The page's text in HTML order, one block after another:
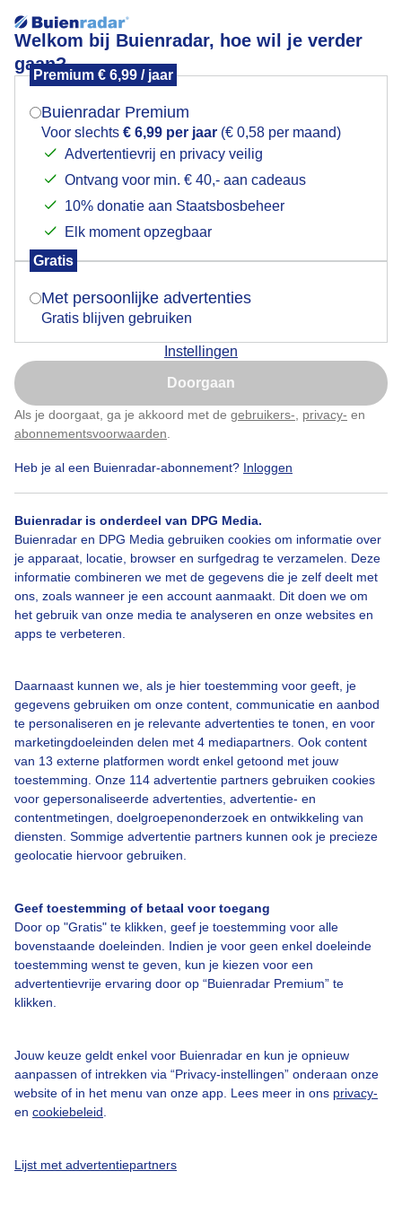
Welkom bij Buienradar, hoe wil je verder
gaan?
Premium € 6,99 / jaar
Buienradar Premium
Voor slechts € 6,99 per jaar (€ 0,58 per maand)
Advertentievrij en privacy veilig
Ontvang voor min. € 40,- aan cadeaus
10% donatie aan Staatsbosbeheer
Elk moment opzegbaar
Gratis
Met persoonlijke advertenties
Gratis blijven gebruiken
Instellingen
Doorgaan
Als je doorgaat, ga je akkoord met de gebruikers- privacy- en
abonnementsvoorwaarden
Heb je al een Buienradar-abonnement? Inloggen
Buienradar is onderdeel van DPG Media.
Buienradar en DPG Media gebruiken cookies om informatie over
je apparaat, locatie, browser en surfgedrag te verzamelen. Deze
informatie combineren we met de gegevens die je zelf deelt met
ons, zoals wanneer je een account aanmaakt. Dit doen we om
het gebruik van onze media te analyseren en onze websites en
apps te verbeteren.
Daarnaast kunnen we, als je hier toestemming voor geeft, je
gegevens gebruiken om onze content, communicatie en aanbod
te personaliseren en je relevante advertenties te tonen, en voor
marketingdoeleinden delen met 4 mediapartners. Ook content
van 13 externe platformen wordt enkel getoond met jouw
toestemming. Onze 114 advertentie partners gebruiken cookies
voor gepersonaliseerde advertenties, advertentie- en
contentmetingen, doelgroepenonderzoek en ontwikkeling van
diensten. Sommige advertentie partners kunnen ook je precieze
geolocatie hiervoor gebruiken.
Geef toestemming of betaal voor toegang
Door op "Gratis" te klikken, geef je toestemming voor alle
bovenstaande doeleinden. Indien je voor geen enkel doeleinde
toestemming wenst te geven, kun je kiezen voor een
advertentievrije ervaring door op “Buienradar Premium” te
klikken.
Jouw keuze geldt enkel voor Buienradar en kun je opnieuw
aanpassen of intrekken via “Privacy-instellingen” onderaan onze
website of in het menu van onze app. Lees meer in ons privacy-
en cookiebeleid
Lijst met advertentiepartners
Natte dag
Door: Toon Boons
Bekijk slideshow
Een moment geduld aub...
Over Buienradar
Contact
Toegankelijkheid
Gebruikersvoorwaarden
Buienradar Team
Privacy beleid
Cookie beleid
Gratis weerdata
Mogen we je locatie gebruiken voor het
Indien je hier nog geen akkoord op hebt gegeven,
verschijnt er zo een pop-up uit je browser waarin
Is goed, toon de popup
Nu niet, misschien later
Klik hierom dit aan te passen